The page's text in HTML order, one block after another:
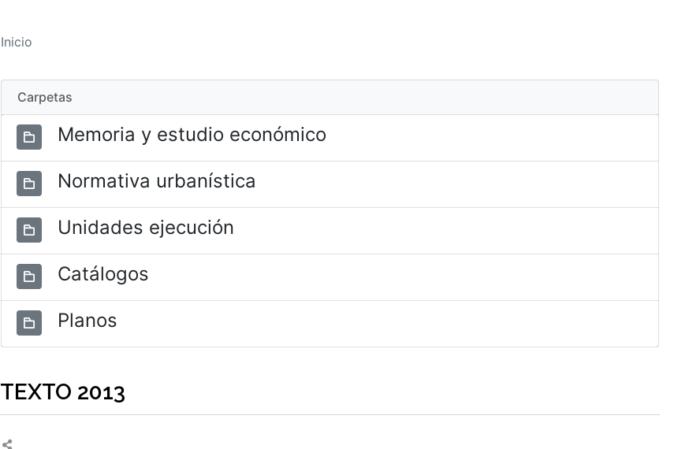
Inicio
Carpetas
Memoria y estudio económico
Normativa urbanística
Unidades ejecución
Catálogos
Planos
TEXTO 2013